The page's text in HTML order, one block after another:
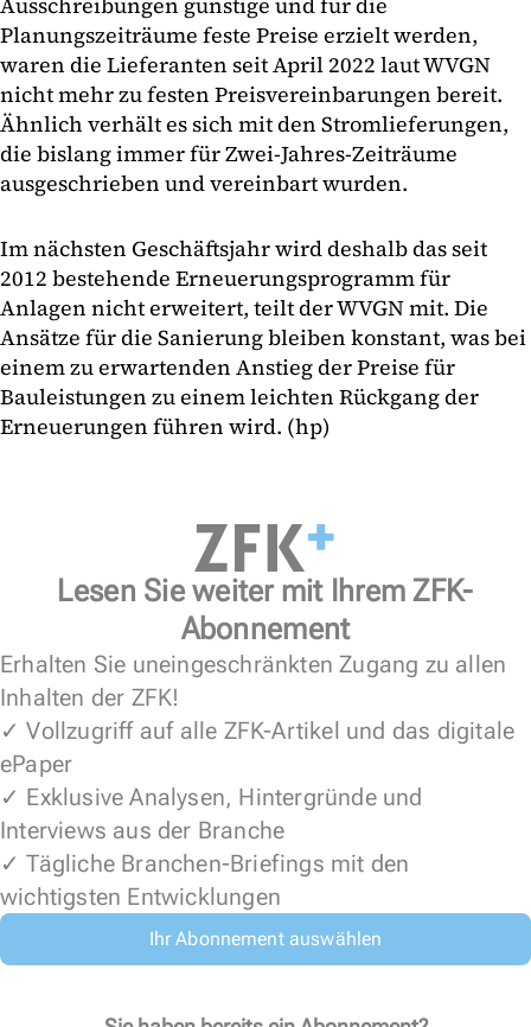
Planungszeiträume feste Preise erzielt werden,
waren die Lieferanten seit April 2022 laut WVGN
nicht mehr zu festen Preisvereinbarungen bereit.
Ähnlich verhält es sich mit den Stromlieferungen,
die bislang immer für Zwei-Jahres-Zeiträume
ausgeschrieben und vereinbart wurden.
Im nächsten Geschäftsjahr wird deshalb das seit
2012 bestehende Erneuerungsprogramm für
Anlagen nicht erweitert, teilt der WVGN mit. Die
Ansätze für die Sanierung bleiben konstant, was bei
einem zu erwartenden Anstieg der Preise für
Bauleistungen zu einem leichten Rückgang der
Erneuerungen führen wird. (hp)
Lesen Sie weiter mit Ihrem ZFK-
Abonnement
Erhalten Sie uneingeschränkten Zugang zu allen
Inhalten der ZFK!
✓ Vollzugriff auf alle ZFK-Artikel und das digitale
ePaper
✓ Exklusive Analysen, Hintergründe und
Interviews aus der Branche
✓ Tägliche Branchen-Briefings mit den
wichtigsten Entwicklungen
Ihr Abonnement auswählen